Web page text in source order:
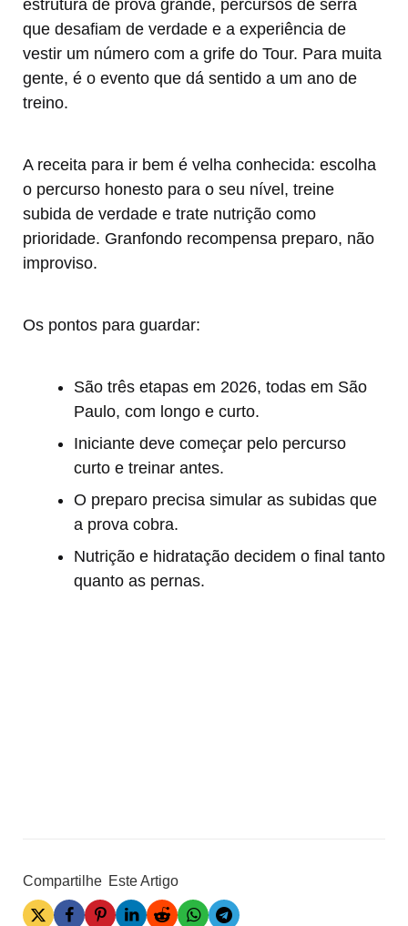
estrutura de prova grande, percursos de serra
que desafiam de verdade e a experiência de
vestir um número com a grife do Tour. Para muita
gente, é o evento que dá sentido a um ano de
treino.
A receita para ir bem é velha conhecida: escolha
o percurso honesto para o seu nível, treine
subida de verdade e trate nutrição como
prioridade. Granfondo recompensa preparo, não
improviso.
Os pontos para guardar:
São três etapas em 2026, todas em São
Paulo, com longo e curto.
Iniciante deve começar pelo percurso
curto e treinar antes.
O preparo precisa simular as subidas que
a prova cobra.
Nutrição e hidratação decidem o final tanto
quanto as pernas.
Compartilhe Este Artigo